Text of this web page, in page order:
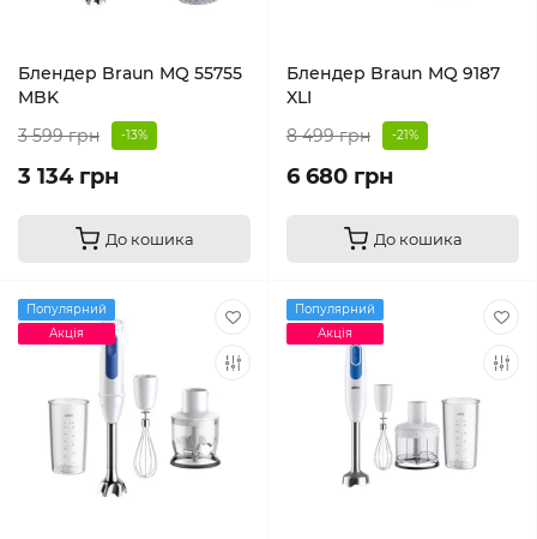
Блендер Braun MQ 55755
MBK
3 599 грн
-13%
3 134 грн
До кошика
Блендер Braun MQ 9187
XLI
8 499 грн
-21%
6 680 грн
До кошика
Популярний
Акція
Популярний
Акція